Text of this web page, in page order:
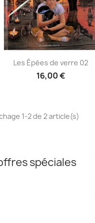
Aperçu rapide
Les Épées de verre 02
16,00 €
1-2 de 2 article(s)
spéciales